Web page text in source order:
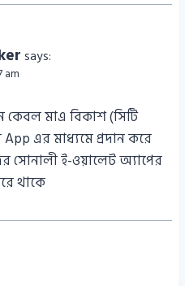
says:
am
মাএ বিকাশ (সিটি
এর মাধ্যমে প্রদান করে
সোনালী ই-ওয়ালেট অ্যাপের
থাকে